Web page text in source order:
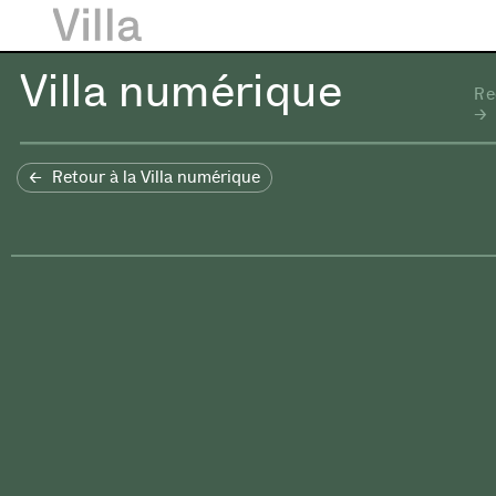
Villa numérique
Retour à la Villa numérique